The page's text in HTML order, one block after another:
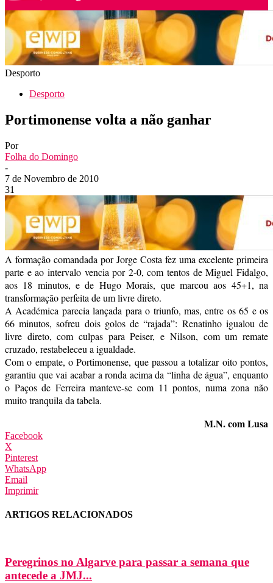
Desporto
Desporto
Portimonense volta a não ganhar
Por
Folha do Domingo
-
7 de Novembro de 2010
31
A formação comandada por Jorge Costa fez uma excelente primeira
parte e ao intervalo vencia por 2-0, com tentos de Miguel Fidalgo,
aos 18 minutos, e de Hugo Morais, que marcou aos 45+1, na
transformação perfeita de um livre direto.
A Académica parecia lançada para o triunfo, mas, entre os 65 e os
66 minutos, sofreu dois golos de “rajada”: Renatinho igualou de
livre direto, com culpas para Peiser, e Nilson, com um remate
cruzado, restabeleceu a igualdade.
Com o empate, o Portimonense, que passou a totalizar oito pontos,
garantiu que vai acabar a ronda acima da “linha de água”, enquanto
o Paços de Ferreira manteve-se com 11 pontos, numa zona não
muito tranquila da tabela.
M.N. com Lusa
Facebook
X
Pinterest
WhatsApp
Email
Imprimir
ARTIGOS RELACIONADOS
Peregrinos no Algarve para passar a semana que
antecede a JMJ...